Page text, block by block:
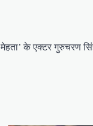
के एक्टर गुरुचरण